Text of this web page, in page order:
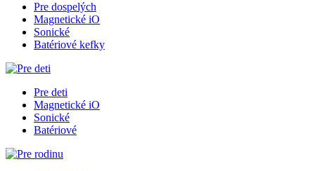
Pre dospelých
Magnetické iO
Sonické
Batériové kefky
Pre deti
Magnetické iO
Sonické
Batériové